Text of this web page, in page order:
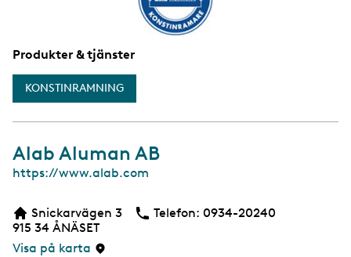
Produkter & tjänster
KONSTINRAMNING
Alab Aluman AB
W
b
s
i
https://www.alab.com
Snickarvägen 3
915 34 ÅNÄSET
Visa på karta
Telefon: Telefon
0934-20240